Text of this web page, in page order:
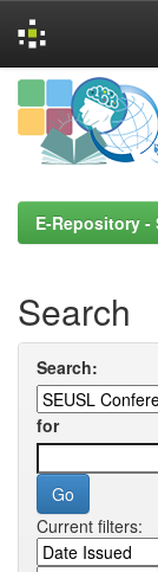
Skip
navigation
E-Repository
Search
Search:
for
Current filters: